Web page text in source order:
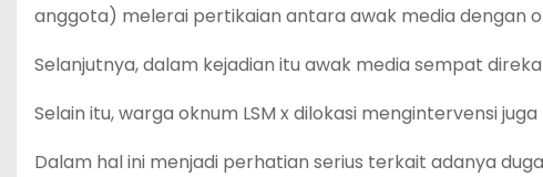
anggota) melerai pertikaian antara awak media dengan
Selanjutnya, dalam kejadian itu awak media sempat
Selain itu, warga oknum LSM x dilokasi mengintervensi
Dalam hal ini menjadi perhatian serius terkait adanya